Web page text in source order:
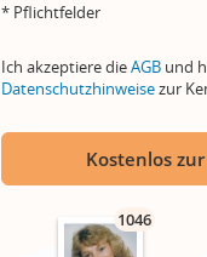
* Pflichtfelder
Ich akzeptiere dieAGB und
Datenschutzhinweisezur
Kostenlos
1046